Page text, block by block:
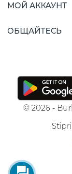
МОЙ АККАУНТ
ОБЩАЙТЕСЬ
© 2026 -